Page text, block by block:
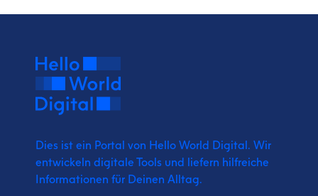
Dies ist ein Portal von Hello World Digital. Wir
entwickeln digitale Tools und liefern hilfreiche
Informationen für Deinen Alltag.